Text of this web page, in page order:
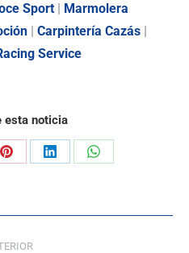
Sport | Marmolera
| Carpintería Cazás |
Service
esta noticia